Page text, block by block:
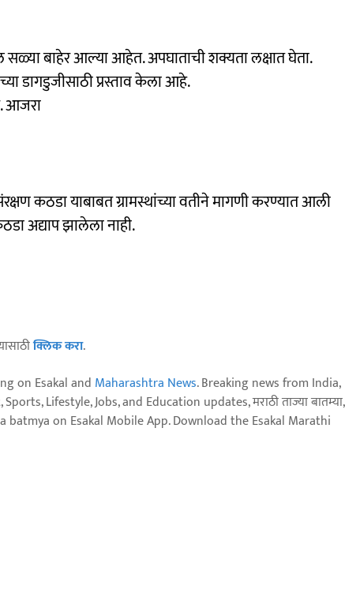
सळ्या बाहेर आल्या आहेत. अपघाताची शक्यता लक्षात घेता.
डागडुजीसाठी प्रस्ताव केला आहे.
आजरा
कठडा याबाबत ग्रामस्थांच्या वतीने मागणी करण्यात आली
अद्याप झालेला नाही.
क्लिक करा.
on Esakal and Maharashtra News. Breaking news from India,
Lifestyle, Jobs, and Education updates, मराठी ताज्या बातम्या,
taja batmya on Esakal Mobile App. Download the Esakal Marathi